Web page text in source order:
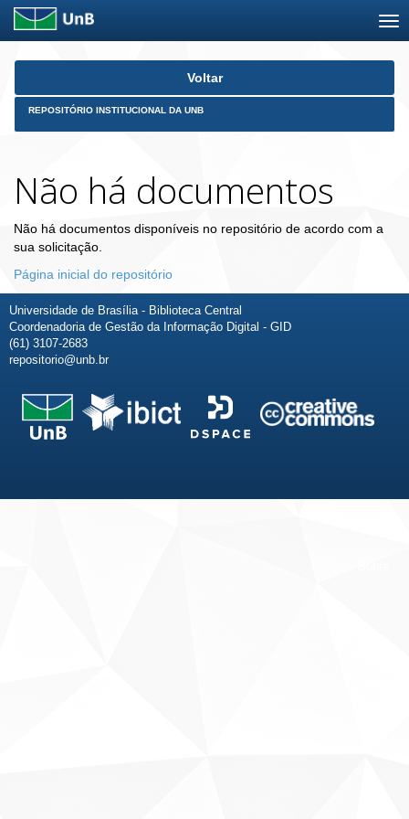
Skip
Voltar
REPOSITÓRIO INSTITUCIONAL DA UNB
Não há documentos
Não há documentos disponíveis no repositório de acordo com a
sua solicitação.
Página inicial do repositório
Universidade de Brasília - Biblioteca Central
Coordenadoria de Gestão da Informação Digital - GID
(61) 3107-2683
repositorio@unb.br